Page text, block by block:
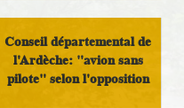
Conseil départemental de
l'Ardèche: "avion sans
pilote" selon l'opposition